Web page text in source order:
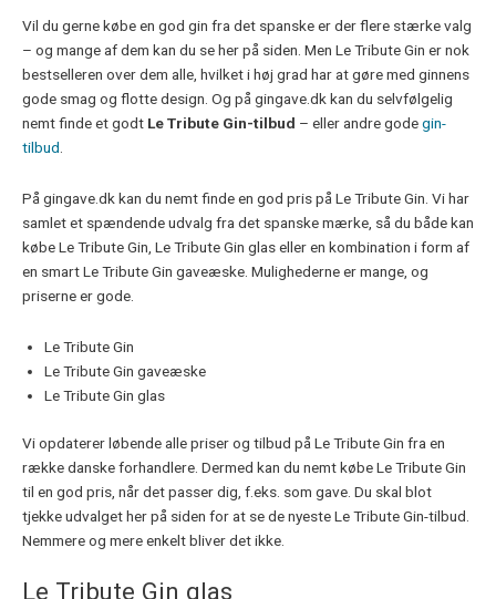
Vil du gerne købe en god gin fra det spanske er der flere stærke valg
– og mange af dem kan du se her på siden. Men Le Tribute Gin er nok
bestselleren over dem alle, hvilket i høj grad har at gøre med ginnens
gode smag og flotte design. Og på gingave.dk kan du selvfølgelig
nemt finde et godt Le Tribute Gin-tilbud – eller andre godegin-
tilbud.
På gingave.dk kan du nemt finde en god pris på Le Tribute Gin. Vi har
samlet et spændende udvalg fra det spanske mærke, så du både kan
købe Le Tribute Gin, Le Tribute Gin glas eller en kombination i form af
en smart Le Tribute Gin gaveæske. Mulighederne er mange, og
priserne er gode.
Le Tribute Gin
Le Tribute Gin gaveæske
Le Tribute Gin glas
Vi opdaterer løbende alle priser og tilbud på Le Tribute Gin fra en
række danske forhandlere. Dermed kan du nemt købe Le Tribute Gin
til en god pris, når det passer dig, f.eks. som gave. Du skal blot
tjekke udvalget her på siden for at se de nyeste Le Tribute Gin-tilbud.
Nemmere og mere enkelt bliver det ikke.
Le Tribute Gin glas